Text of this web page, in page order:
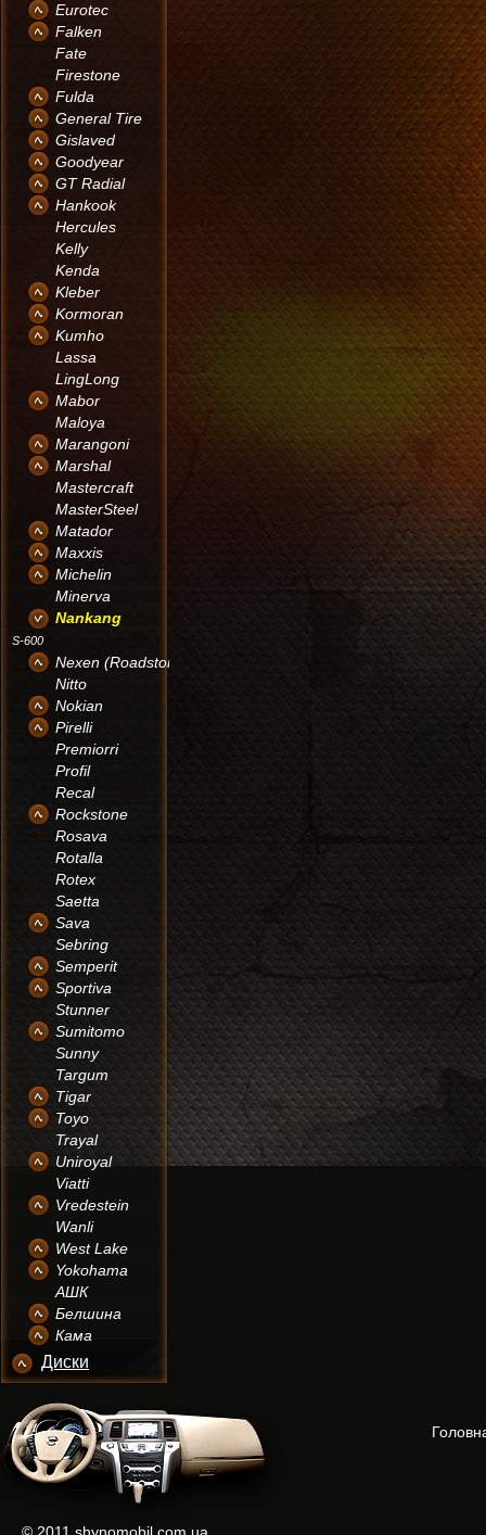
Eurotec
Falken
Fate
Firestone
Fulda
General Tire
Gislaved
Goodyear
GT Radial
Hankook
Hercules
Kelly
Kenda
Kleber
Kormoran
Kumho
Lassa
LingLong
Mabor
Maloya
Marangoni
Marshal
Mastercraft
MasterSteel
Matador
Maxxis
Michelin
Minerva
Nankang
S-600
Nexen (Roadstone)
Nitto
Nokian
Pirelli
Premiorri
Profil
Recal
Rockstone
Rosava
Rotalla
Rotex
Saetta
Sava
Sebring
Semperit
Sportiva
Stunner
Sumitomo
Sunny
Targum
Tigar
Toyo
Trayal
Uniroyal
Viatti
Vredestein
Wanli
West Lake
Yokohama
АШК
Белшина
Кама
Диски